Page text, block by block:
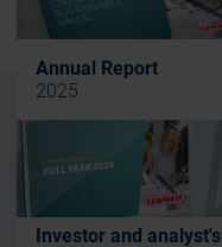
Annual Report
2025
Investor and analyst's